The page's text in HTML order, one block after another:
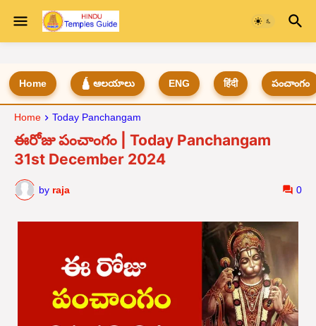
Home 🛕 ఆలయాలు ENG हिंदी పంచాంగం
Home Today Panchangam
ఈరోజు పంచాంగం | Today Panchangam
31st December 2024
by raja 0